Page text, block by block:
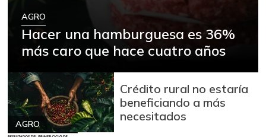
AGRO
Hacer una hamburguesa es 36%
más caro que hace cuatro años
AGRO
Crédito rural no estaría
beneficiando a más
necesitados